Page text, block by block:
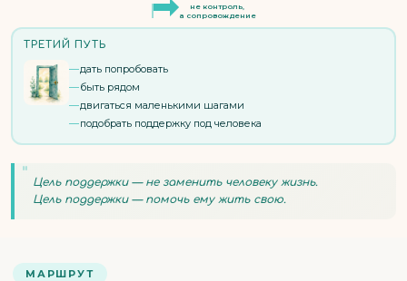
не контроль,
а сопровождение
ТРЕТИЙ ПУТЬ
дать попробовать
быть рядом
двигаться маленькими шагами
подобрать поддержку под человека
" Цель поддержки — не заменить человеку жизнь.
Цель поддержки — помочь ему жить свою.
МАРШРУТ